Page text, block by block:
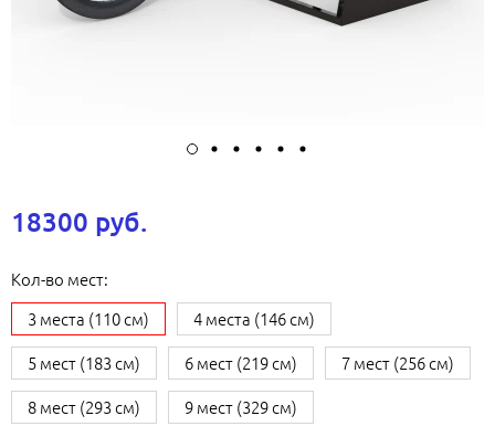
18300 руб.
Кол-во мест:
3 места (110 см)
4 места (146 см)
5 мест (183 см)
6 мест (219 см)
7 мест (256 см)
8 мест (293 см)
9 мест (329 см)